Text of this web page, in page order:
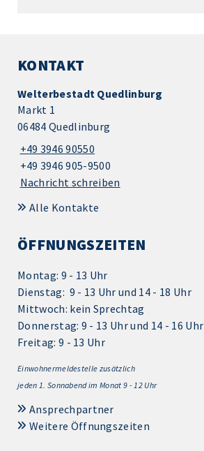
KONTAKT
Welterbestadt Quedlinburg
Markt 1
06484 Quedlinburg
+49 3946 90550
+49 3946 905-9500
Nachricht schreiben
Alle Kontakte
ÖFFNUNGSZEITEN
Montag: 9 - 13 Uhr
Dienstag: 9 - 13 Uhr und 14 - 18 Uhr
Mittwoch: kein Sprechtag
Donnerstag: 9 - 13 Uhr und 14 - 16 Uhr
Freitag: 9 - 13 Uhr
Einwohnermeldestelle zusätzlich
jeden 1. Sonnabend im Monat 9 - 12 Uhr
Ansprechpartner
Weitere Öffnungszeiten